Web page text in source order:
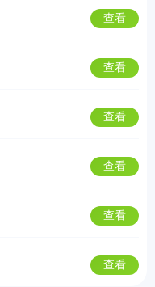
查看
查看
查看
查看
查看
查看